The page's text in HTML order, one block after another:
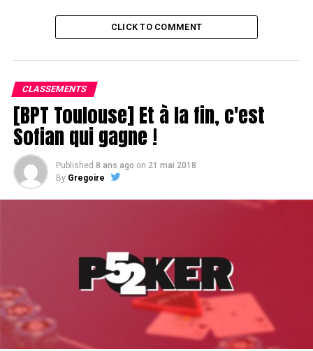
CLICK TO COMMENT
CLASSEMENTS
[BPT Toulouse] Et à la fin, c'est
Sofian qui gagne !
Published 8 ans ago on 21 mai 2018
By Gregoire